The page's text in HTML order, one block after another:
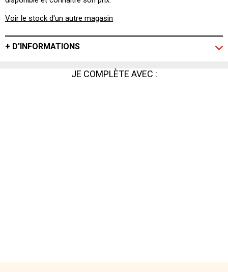
Voir le stock d'un autre magasin
+ D'INFORMATIONS
JE COMPLÈTE AVEC :